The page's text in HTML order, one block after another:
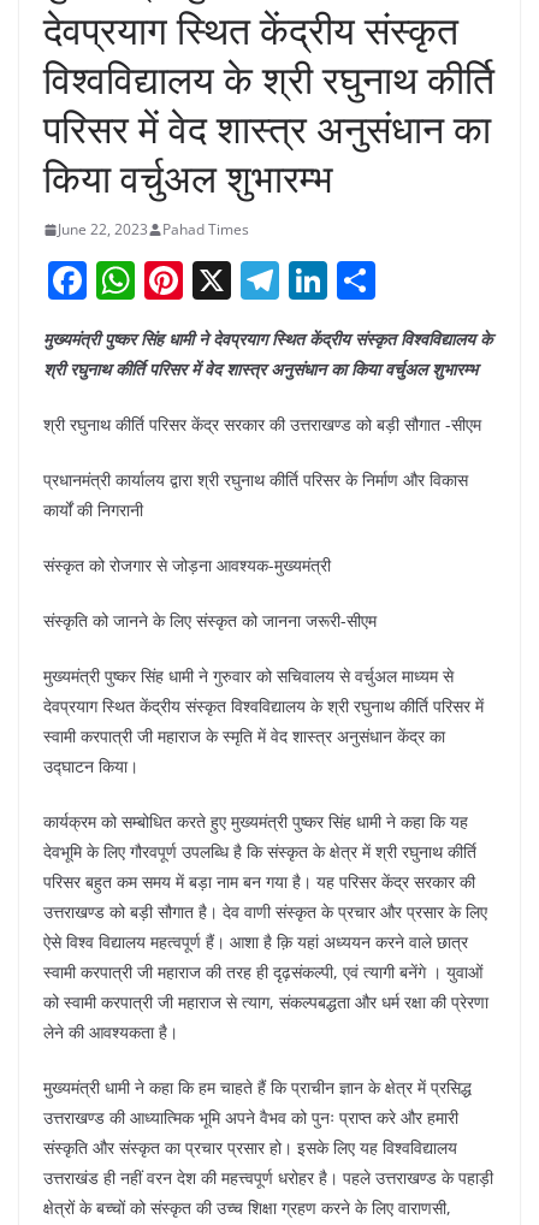
देवप्रयाग स्थित केंद्रीय संस्कृत
विश्वविद्यालय के श्री रघुनाथ कीर्ति
परिसर में वेद शास्त्र अनुसंधान का
किया वर्चुअल शुभारम्भ
June 22, 2023 Pahad Times
F
a
c
e
b
o
o
k
W
h
at
A
p
p
Pi
nt
er
st
X T
el
e
gr
a
m
Li
n
k
dI
n
ar
मुख्यमंत्री पुष्कर सिंह धामी ने देवप्रयाग स्थित केंद्रीय संस्कृत विश्वविद्यालय के
श्री रघुनाथ कीर्ति परिसर में वेद शास्त्र अनुसंधान का किया वर्चुअल शुभारम्भ
श्री रघुनाथ कीर्ति परिसर केंद्र सरकार की उत्तराखण्ड को बड़ी सौगात -सीएम
प्रधानमंत्री कार्यालय द्वारा श्री रघुनाथ कीर्ति परिसर के निर्माण और विकास
कार्यों की निगरानी
संस्कृत को रोजगार से जोड़ना आवश्यक-मुख्यमंत्री
संस्कृति को जानने के लिए संस्कृत को जानना जरूरी-सीएम
मुख्यमंत्री पुष्कर सिंह धामी ने गुरुवार को सचिवालय से वर्चुअल माध्यम से
देवप्रयाग स्थित केंद्रीय संस्कृत विश्वविद्यालय के श्री रघुनाथ कीर्ति परिसर में
स्वामी करपात्री जी महाराज के स्मृति में वेद शास्त्र अनुसंधान केंद्र का
उद्घाटन किया।
कार्यक्रम को सम्बोधित करते हुए मुख्यमंत्री पुष्कर सिंह धामी ने कहा कि यह
देवभूमि के लिए गौरवपूर्ण उपलब्धि है कि संस्कृत के क्षेत्र में श्री रघुनाथ कीर्ति
परिसर बहुत कम समय में बड़ा नाम बन गया है। यह परिसर केंद्र सरकार की
उत्तराखण्ड को बड़ी सौगात है। देव वाणी संस्कृत के प्रचार और प्रसार के लिए
ऐसे विश्व विद्यालय महत्वपूर्ण हैं। आशा है क़ि यहां अध्ययन करने वाले छात्र
स्वामी करपात्री जी महाराज की तरह ही दृढ़संकल्पी, एवं त्यागी बनेंगे । युवाओं
को स्वामी करपात्री जी महाराज से त्याग, संकल्पबद्धता और धर्म रक्षा की प्रेरणा
लेने की आवश्यकता है।
मुख्यमंत्री धामी ने कहा कि हम चाहते हैं कि प्राचीन ज्ञान के क्षेत्र में प्रसिद्ध
उत्तराखण्ड की आध्यात्मिक भूमि अपने वैभव को पुनः प्राप्त करे और हमारी
संस्कृति और संस्कृत का प्रचार प्रसार हो। इसके लिए यह विश्वविद्यालय
उत्तराखंड ही नहीं वरन देश की महत्त्वपूर्ण धरोहर है। पहले उत्तराखण्ड के पहाड़ी
क्षेत्रों के बच्चों को संस्कृत की उच्च शिक्षा ग्रहण करने के लिए वाराणसी,